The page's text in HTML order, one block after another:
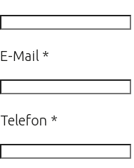
E-Mail *
Telefon *